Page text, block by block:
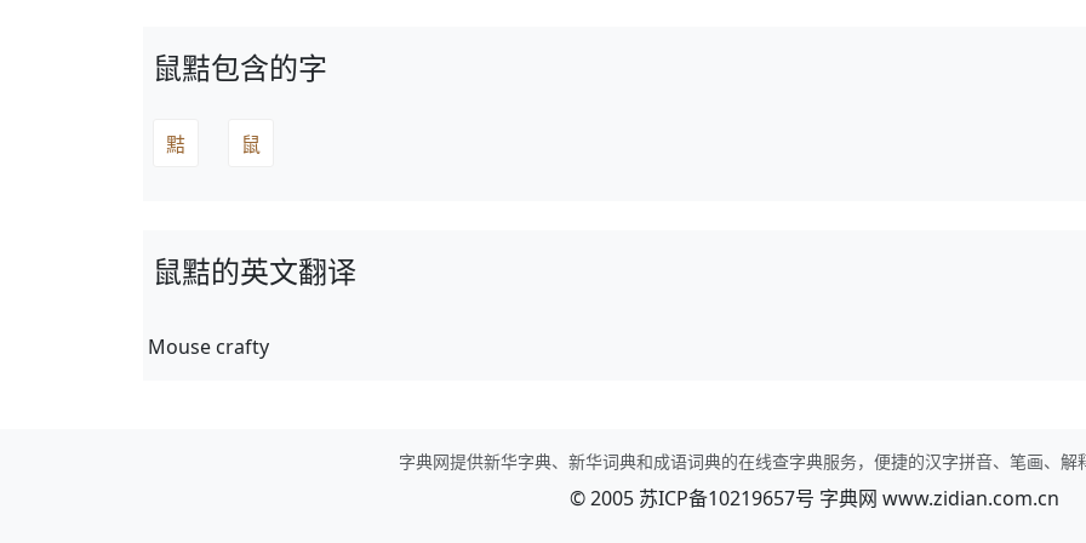
鼠黠包含的字
黠 鼠
鼠黠的英文翻译
Mouse crafty
字典网提供新华字典、新华词典和成语词典的在线查字典服务，便捷的汉字拼音、笔画、解
© 2005 苏ICP备10219657号 字典网 www.zidian.com.cn